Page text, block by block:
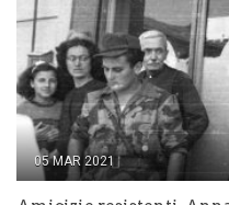
05 MAR 2021